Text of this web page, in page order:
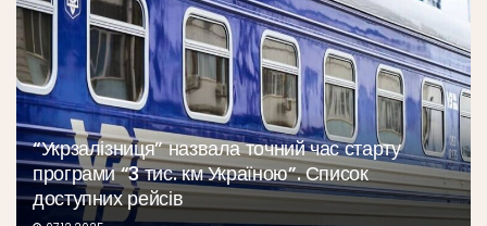
“Укрзалізниця” назвала точний час старту
програми “3 тис. км Україною”. Список
доступних рейсів